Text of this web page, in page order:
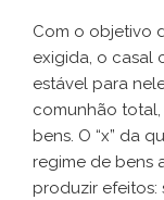
Com o objetivo
exigida, o casal
estável para
comunhão
bens. O “x” da
regime de bens
produzir